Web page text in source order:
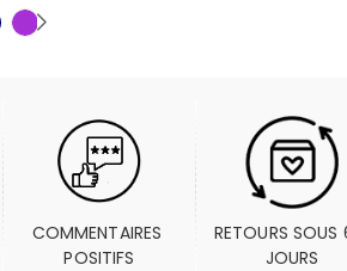
COMMENTAIRES
POSITIFS
RETOURS SOUS
JOURS